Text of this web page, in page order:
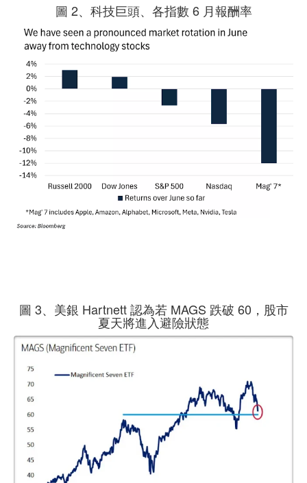
圖 2、科技巨頭、各指數 6 月報酬率
圖 3、美銀 Hartnett 認為若 MAGS 跌破 60，股市
夏天將進入避險狀態